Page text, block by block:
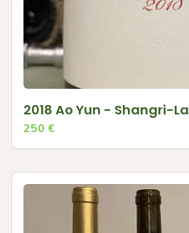
2018 Ao Yun - Shangri-La
250 €